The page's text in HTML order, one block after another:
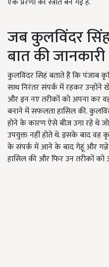
जब कुलविंदर
बात की जानकारी
कुलविंदर सिहं बताते हैं कि पंजाब
साथ निरंतर संपर्क में रहकर
और इन नए तरीकों को अपना कर
बनाने में सफलता हासिल की.
होने के कारण ऐसे बीज उगा रहे थे
उपयुक्त नहीं होते थे. इसके बाद वह
के संपर्क में आने के बाद गेहूं और गन्ने
हासिल की और फिर उन तरीकों को